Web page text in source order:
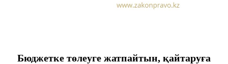
Бюджетке төлеуге жатпайтын, қайтаруға